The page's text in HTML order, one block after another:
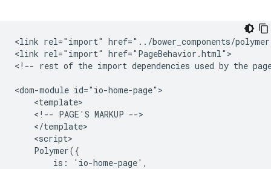
<link rel="import" href="../bower_components/
<link rel="import" href="PageBehavior.html">
<!-- rest of the import dependencies used by the
<dom-module id="io-home-page">
    <template>
    <!-- PAGE'S MARKUP -->
    </template>
    <script>
    Polymer({
        is: 'io-home-page',